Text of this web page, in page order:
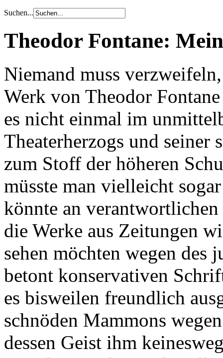
Suchen...
Theodor Fontane:
Niemand muss
Werk von Theodor
es nicht einmal im
Theaterherzogs und seiner
zum Stoff der höheren
müsste man vielleicht
könnte an
die Werke aus Zeitungen
sehen möchten wegen des
betont konservativen
es bisweilen freundlich
schnöden Mammons
dessen Geist ihm